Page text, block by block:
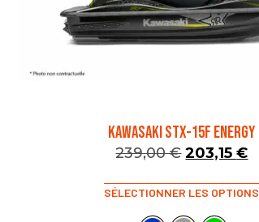
KAWASAKI STX-15F ENERGY
239,00€ 203,15€
SÉLECTIONNER LES OPTIONS